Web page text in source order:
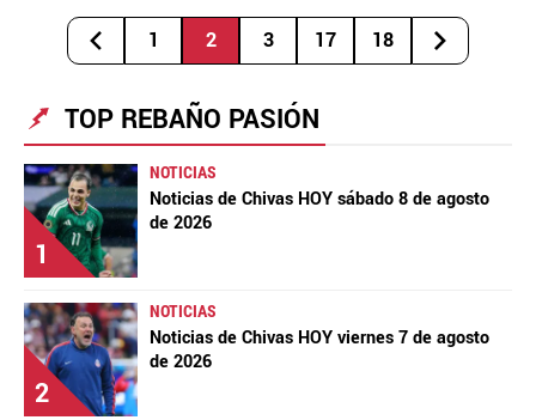
1 2 3 17 18
TOP REBAÑO PASIÓN
1
NOTICIAS
Noticias de Chivas HOY sábado 8 de agosto
de 2026
2
NOTICIAS
Noticias de Chivas HOY viernes 7 de agosto
de 2026